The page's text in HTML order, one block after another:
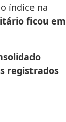
índice na
ficou em
registrados